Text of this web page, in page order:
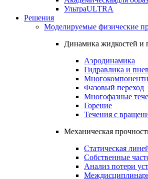
УльтраULTRA
Решения
Моделируемые физические
Динамика жидкостей и
Аэродинамика
Гидравлика и
Фазовый переход
Многофазные
Горение
Течения с
Механическая
Статическая
Собственные
Анализ потери